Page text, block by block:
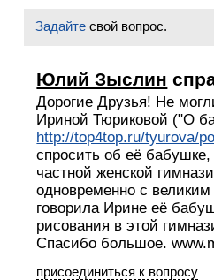
Задайте свой вопрос.
Юлий Зыслин
Дорогие Друзья! Не
Ириной Тюриковой ("О
http://top4top.ru/tyurova/
спросить об её
частной женской
одновременно с
говорила Ирине её
рисования в этой
Спасибо большое.
присоединиться к вопросу